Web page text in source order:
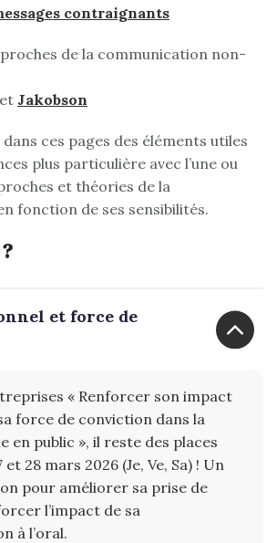
contraignants
de la communication non-
et Jakobson
ces pages des éléments utiles
plus particulière avec l’une ou
et théories de la
fonction de ses sensibilités.
et force de
« Renforcer son impact
force de conviction dans la
en public », il reste des places
et 28 mars 2026 (Je, Ve, Sa) ! Un
pour améliorer sa prise de
l’impact de sa
à l’oral.